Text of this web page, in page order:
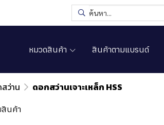
หมวดสินค้า สินค้าตามแบรนด์
ว่าน ดอกสว่านเจาะเหล็ก HSS
นค้า